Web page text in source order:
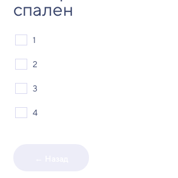
спален
1
2
3
4